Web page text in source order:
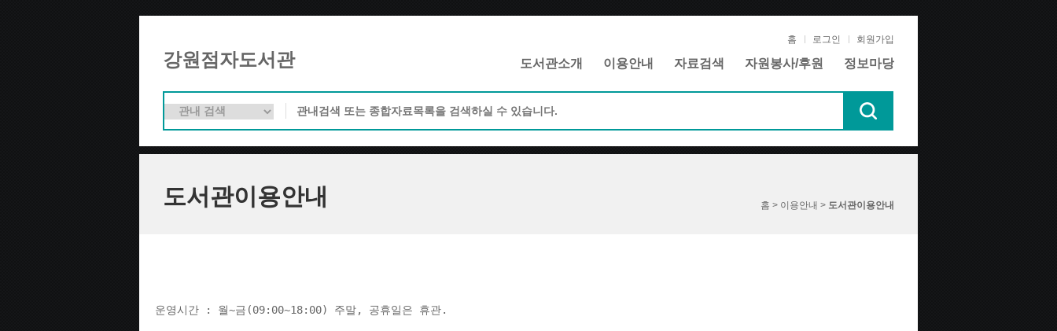
강원점자도서관
홈 로그인 회원가입
도서관소개 이용안내 자료검색 자원봉사/후원 정보마당
도서관이용안내 홈 > 이용안내 > 도서관이용안내
운영시간 : 월~금(09:00~18:00) 주말, 공휴일은 휴관.